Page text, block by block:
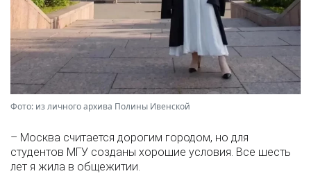
Фото: из личного архива Полины Ивенской
– Москва считается дорогим городом, но для
студентов МГУ созданы хорошие условия. Все шесть
лет я жила в общежитии.